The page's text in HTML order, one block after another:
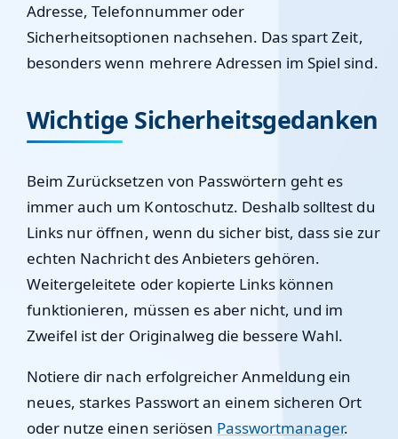
Adresse, Telefonnummer oder
Sicherheitsoptionen nachsehen. Das spart Zeit,
besonders wenn mehrere Adressen im Spiel sind.
Wichtige Sicherheitsgedanken
Beim Zurücksetzen von Passwörtern geht es
immer auch um Kontoschutz. Deshalb solltest du
Links nur öffnen, wenn du sicher bist, dass sie zur
echten Nachricht des Anbieters gehören.
Weitergeleitete oder kopierte Links können
funktionieren, müssen es aber nicht, und im
Zweifel ist der Originalweg die bessere Wahl.
Notiere dir nach erfolgreicher Anmeldung ein
neues, starkes Passwort an einem sicheren Ort
oder nutze einen seriösen Passwortmanager.